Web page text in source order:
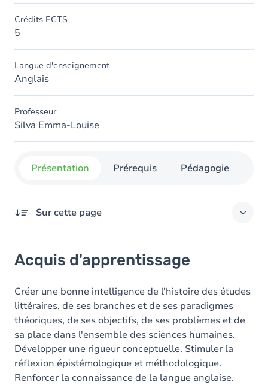
Crédits ECTS
5
Langue d'enseignement
Anglais
Professeur
Silva Emma-Louise
Présentation Prérequis Pédagogie
Sur cette page
Objectifs
Contenu
Table des matières
Exercices
Acquis d'apprentissage
Créer une bonne intelligence de l'histoire des études
littéraires, de ses branches et de ses paradigmes
théoriques, de ses objectifs, de ses problèmes et de
sa place dans l'ensemble des sciences humaines.
Développer une rigueur conceptuelle. Stimuler la
réflexion épistémologique et méthodologique.
Renforcer la connaissance de la langue anglaise.